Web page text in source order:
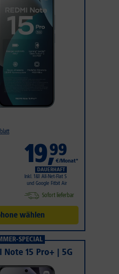
19,99
€/Monat*
DAUERHAFT
Inkl. 1&1 All-Net-Flat S
und Google Fitbit Air
Sofort lieferbar
wählen
SPECIAL
Note 15 Pro+ | 5G